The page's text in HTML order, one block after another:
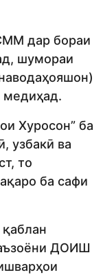
дар бораи
шумораи
медиҳад.
Хуросон” ба
узбакӣ ва
то
ба сафи
ДОИШ